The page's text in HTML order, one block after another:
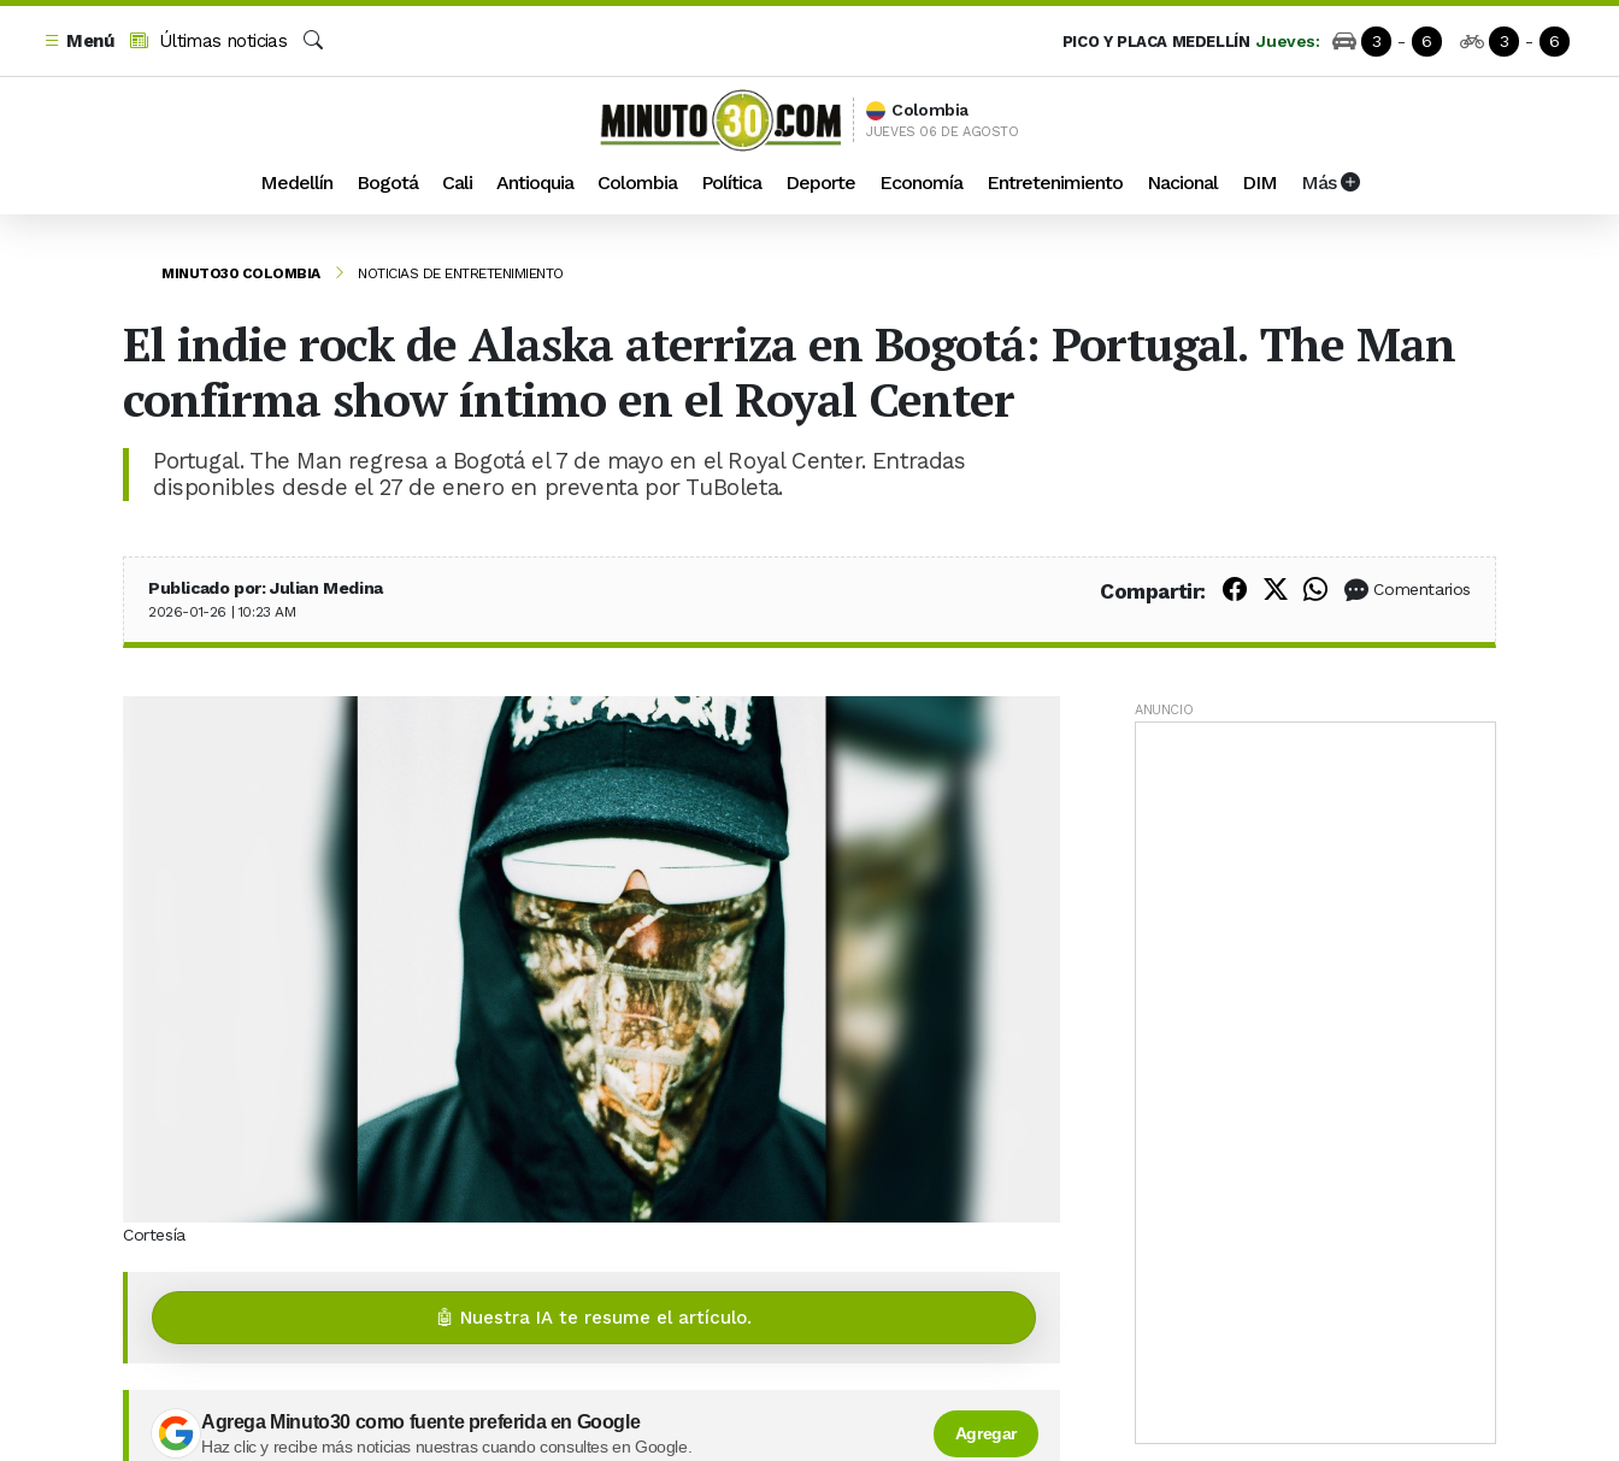
Menú
Últimas noticias
PICO Y PLACA MEDELLÍN Jueves: 3 - 6 3 - 6
Colombia
JUEVES 06 DE AGOSTO
Medellín Bogotá Cali Antioquia Colombia Política Deporte Economía Entretenimiento Nacional DIM Más
MINUTO30 COLOMBIA NOTICIAS DE ENTRETENIMIENTO
El indie rock de Alaska aterriza en Bogotá: Portugal. The Man
confirma show íntimo en el Royal Center
Portugal. The Man regresa a Bogotá el 7 de mayo en el Royal Center. Entradas
disponibles desde el 27 de enero en preventa por TuBoleta.
Publicado por: Julian Medina
2026-01-26 | 10:23 AM
Compartir: Compartir en Facebook
Compartir en X (Twitter)
Compartir en WhatsApp
Comentarios
Cortesía
🤖 Nuestra IA te resume el artículo.
Agrega Minuto30 como fuente preferida en Google
Haz clic y recibe más noticias nuestras cuando consultes en Google.
Agregar
ANUNCIO